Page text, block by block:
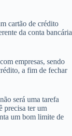
cartão de crédito
da conta bancária
empresas, sendo
a fim de fechar
será uma tarefa
precisa ter um
um bom limite de